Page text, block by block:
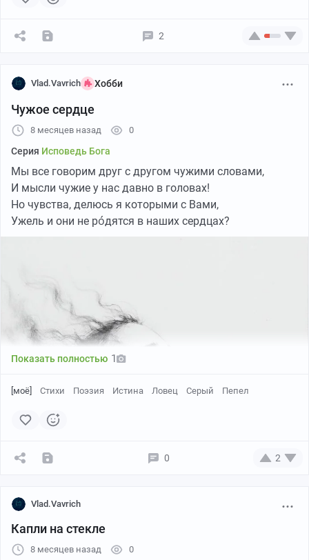
Что я — для вас!
То вовсе не про душу вашу!
Для них —
Для зрителей моих!..
Да,
Пусть стал для вас я Старшим!
Пусть в вас сидит Мой стих!
Пусть я по душам вашим
Иду широким маршем!
И такова судьба и участь ваша:
Быть камнем,
Что полетит в меня...
Быть — просто камнем,
Уж поверьте...
А моя —
Что прошагает путь по вам —
В котором отразишься —
2
Vlad.Vavrich Хобби
Чужое сердце
8 месяцев назад 0
Серия Исповедь Бога
Мы все говорим друг с другом чужими словами,
И мысли чужие у нас давно в головах!
Но чувства, делюсь я которыми с Вами,
Ужель и они не ро́дятся в наших сердцах?
Показать полностью 1
[моё] Стихи Поэзия Истина Ловец Серый Пепел
0 2
Vlad.Vavrich
Капли на стекле
8 месяцев назад 0